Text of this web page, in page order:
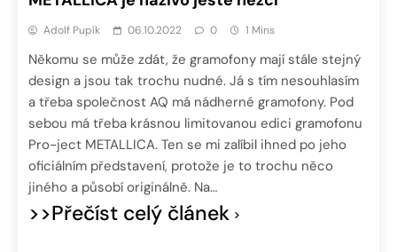
Adolf Pupík 06.10.2022 0 1 Mins
Někomu se může zdát, že gramofony mají stále stejný
design a jsou tak trochu nudné. Já s tím nesouhlasím
a třeba společnost AQ má nádherné gramofony. Pod
sebou má třeba krásnou limitovanou edici gramofonu
Pro-ject METALLICA. Ten se mi zalíbil ihned po jeho
oficiálním představení, protože je to trochu něco
jiného a působí originálně. Na…
>>Přečíst celý článek